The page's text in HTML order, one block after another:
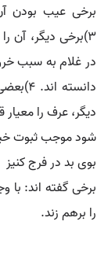
برخی عیب بودن
۳)برخی دیگر، آن
در غلام به سبب
دیگر، عرف را
شود موجب ثبوت
بوی بد در فرج کنیز
برخی گفته اند: با
را برهم زند.